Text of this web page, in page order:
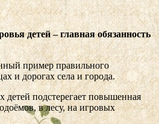
детей – главная обязанность
пример правильного
и дорогах села и города.
подстерегает повышенная
в лесу, на игровых